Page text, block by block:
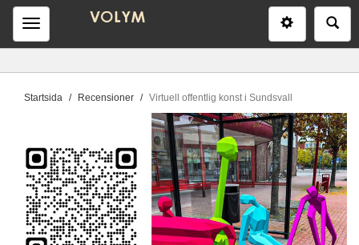
Meny
D
r
h
ä
r
:
Startsida Recensioner Virtuell offentlig konst i Sundsvall